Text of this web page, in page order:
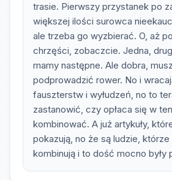
trasie. Pierwszy przystanek po
większej ilości surowca
ale trzeba go wyzbierać. O, aż
chrzęści, zobaczcie. Jedna,
mamy następne. Ale dobra,
podprowadzić rower. No i
fauszterstw i wyłudzeń, no to
zastanowić, czy opłaca się w
kombinować. A już artykuły,
pokazują, no że są ludzie,
kombinują i to dość mocno były